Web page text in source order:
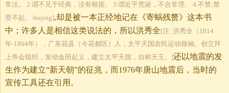
常法。 2.谓不见于经典，没有根据。 3.谓近乎荒诞，不合常理。 4.不禁;禁
受不起。-bujing],却是被一本正经地记在《寄蜗残赘》这本书
中；许多人是相信这类说法的，所以洪秀全[注: 洪秀全（1814
年-1864年），广东花县（今花都区）人，太平天国农民运动领袖。创立拜
上帝会组织，发动金田起义，建立太平天国，自称天王。]还以地震的发
生作为建立“新天朝”的征兆，而1976年唐山地震后，当时的
宣传工具还在引用。